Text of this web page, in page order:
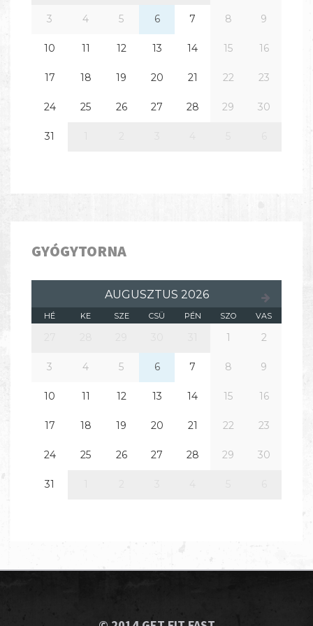
3 4 5 6 7 8 9
10 11 12 13 14 15 16
17 18 19 20 21 22 23
24 25 26 27 28 29 30
31
GYÓGYTORNA
AUGUSZTUS 2026
HÉ KE SZE CSÜ PÉN SZO VAS
1 2
3 4 5 6 7 8 9
10 11 12 13 14 15 16
17 18 19 20 21 22 23
24 25 26 27 28 29 30
31